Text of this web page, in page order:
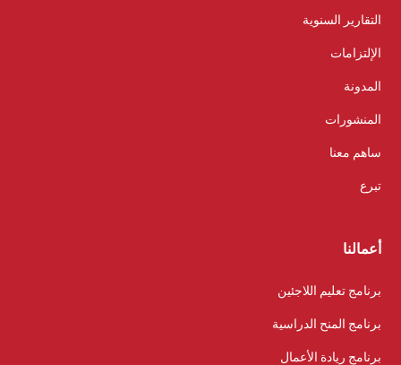
التقارير السنوية
الإلتزامات
المدونة
المنشورات
ساهم معنا
تبرع
أعمالنا
برنامج تعليم اللاجئين
برنامج المنح الدراسية
برنامج ريادة الأعمال